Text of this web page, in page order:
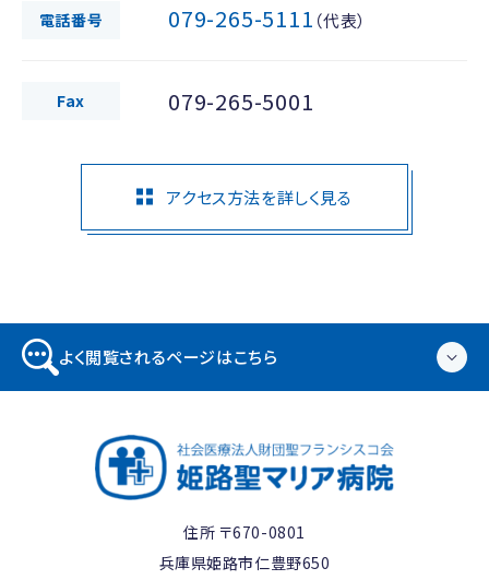
電話番号 079-265-5111 （代表）
Fax 079-265-5001
アクセス方法を詳しく見る
よく閲覧されるページはこちら
住所 〒670-0801
兵庫県姫路市仁豊野650